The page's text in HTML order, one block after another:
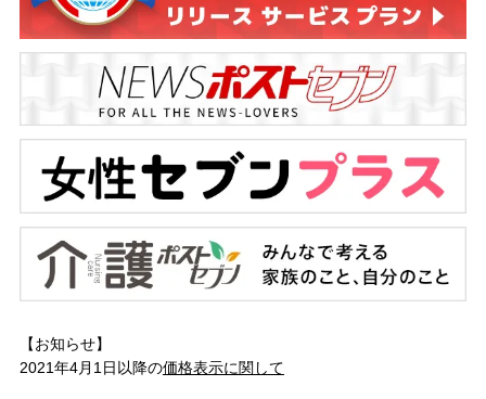
【お知らせ】
2021年4月1日以降の価格表示に関して